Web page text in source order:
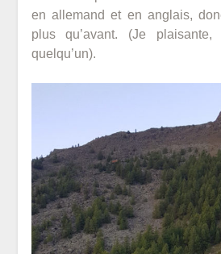
en allemand et en anglais,
plus qu’avant. (Je
quelqu’un).